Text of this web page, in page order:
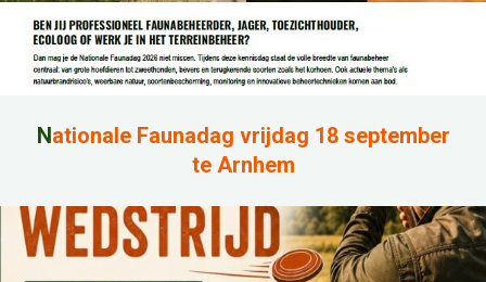
Nationale Faunadag vrijdag 18 september
te Arnhem